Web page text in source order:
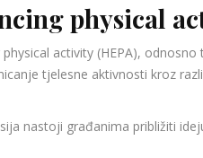
physical
activity (HEPA),
tjelesne aktivnosti kroz
nastoji građanima približiti